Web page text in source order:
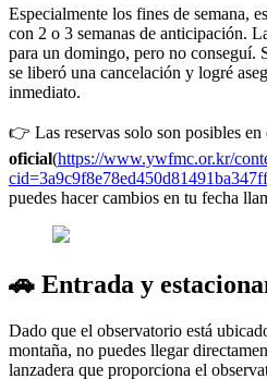
Especialmente los fines de semana,
con 2 o 3 semanas de anticipación.
para un domingo, pero no conseguí.
se liberó una cancelación y logré
inmediato.
👉 Las reservas solo son posibles en
oficial(https://www.ywfmc.or.kr/
puedes hacer cambios en tu fecha
🚗 Entrada y
Dado que el observatorio está
montaña, no puedes llegar
lanzadera que proporciona el